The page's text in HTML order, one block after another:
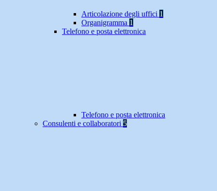
Articolazione degli uffici 1
Organigramma 1
Telefono e posta elettronica
Telefono e posta elettronica
Consulenti e collaboratori 5